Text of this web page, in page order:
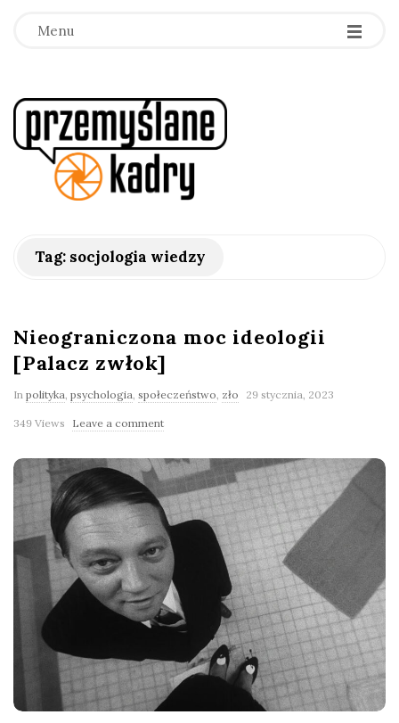
Menu
p
y
ś
l
a
n
e
k
a
d
Tag: socjologia wiedzy
Nieograniczona moc ideologii
[Palacz zwłok]
In polityka psychologia społeczeństwo zło 29 stycznia, 2023
349 Views Leave a comment